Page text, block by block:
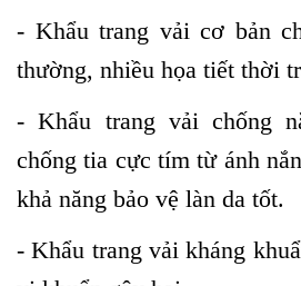
- Khẩu trang vải cơ bản
thường, nhiều họa tiết thời
- Khẩu trang vải chống
chống tia cực tím từ ánh
khả năng bảo vệ làn da tốt.
- Khẩu trang vải kháng